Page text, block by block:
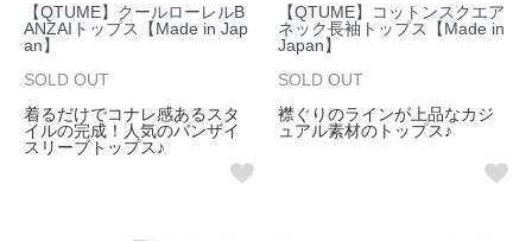
【QTUME】クールローレルB
ANZAIトップス【Made in Jap
an】
SOLD OUT
着るだけでコナレ感あるスタ
イルの完成！人気のバンザイ
スリーブトップス♪
【QTUME】コットンスクエア
ネック長袖トップス【Made in
Japan】
SOLD OUT
襟ぐりのラインが上品なカジ
ュアル素材のトップス♪